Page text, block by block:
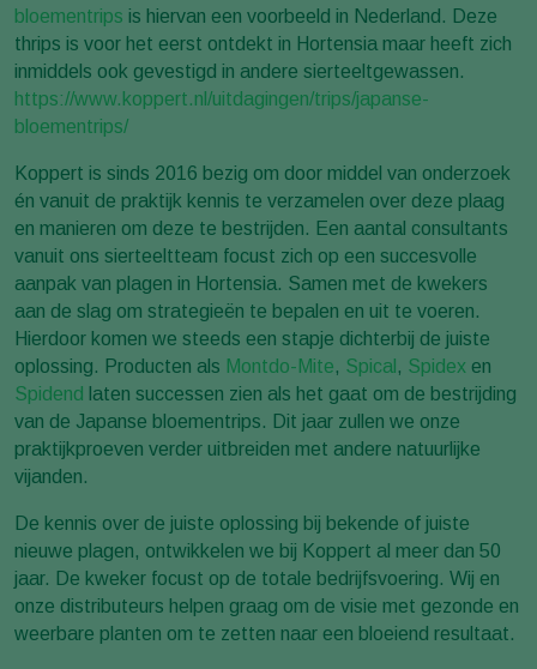
bloementrips is hiervan een voorbeeld in Nederland. Deze
thrips is voor het eerst ontdekt in Hortensia maar heeft zich
inmiddels ook gevestigd in andere sierteeltgewassen.
https://www.koppert.nl/uitdagingen/trips/japanse-
bloementrips/
Koppert is sinds 2016 bezig om door middel van onderzoek
én vanuit de praktijk kennis te verzamelen over deze plaag
en manieren om deze te bestrijden. Een aantal consultants
vanuit ons sierteeltteam focust zich op een succesvolle
aanpak van plagen in Hortensia. Samen met de kwekers
aan de slag om strategieën te bepalen en uit te voeren.
Hierdoor komen we steeds een stapje dichterbij de juiste
oplossing. Producten als Montdo-Mite, Spical , Spidex en
Spidend laten successen zien als het gaat om de bestrijding
van de Japanse bloementrips. Dit jaar zullen we onze
praktijkproeven verder uitbreiden met andere natuurlijke
vijanden.
De kennis over de juiste oplossing bij bekende of juiste
nieuwe plagen, ontwikkelen we bij Koppert al meer dan 50
jaar. De kweker focust op de totale bedrijfsvoering. Wij en
onze distributeurs helpen graag om de visie met gezonde en
weerbare planten om te zetten naar een bloeiend resultaat.